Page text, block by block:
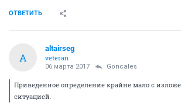
ОТВЕТИТЬ
A
altairseg
veteran
06 марта 2017 Goncales
Приведенное определение крайне мало с
ситуацией.